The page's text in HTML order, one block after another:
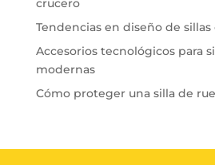
crucero
Tendencias en diseño de sillas
Accesorios tecnológicos para
modernas
Cómo proteger una silla de